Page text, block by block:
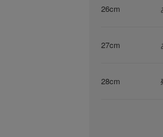
26cm
27cm
28cm